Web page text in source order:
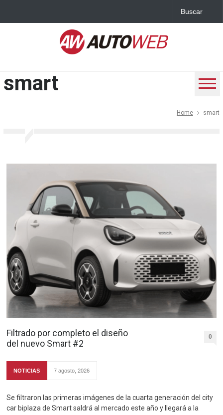
smart
Home smart
Filtrado por completo el diseño
del nuevo Smart #2
0
NOTICIAS 7 agosto, 2026
Se filtraron las primeras imágenes de la cuarta generación del city
car biplaza de Smart saldrá al mercado este año y llegará a la